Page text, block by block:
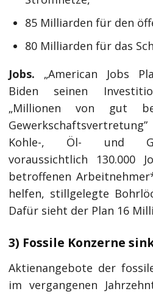
85 Milliarden für den
80 Milliarden für das
Jobs. „American Jobs
Biden seinen
„Millionen von gut
Kohle-, Öl- und
voraussichtlich 130.000
betroffenen
helfen, stillgelegte
Dafür sieht der Plan 16
3) Fossile Konzerne
Aktienangebote der
im vergangenen